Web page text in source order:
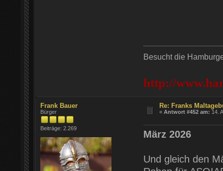
Besucht die
http://
Frank Bauer
Bürger
Beiträge: 2.269
Re: Franks
«Antwort #452 am: 14.
März 2026
Und gleich den